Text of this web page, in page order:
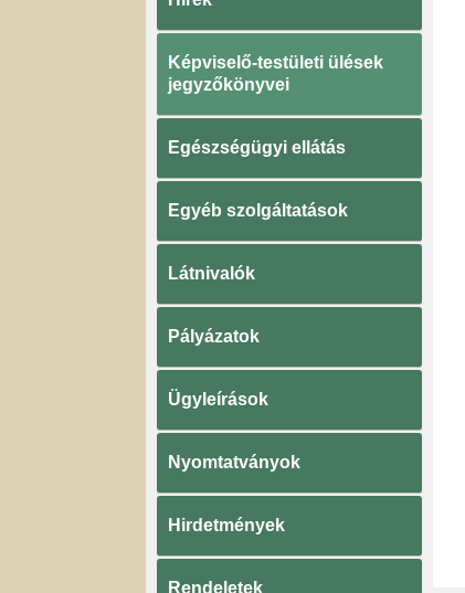
Képviselő-testületi ülések
jegyzőkönyvei
Egészségügyi ellátás
Egyéb szolgáltatások
Látnivalók
Pályázatok
Ügyleírások
Nyomtatványok
Hirdetmények
Rendeletek